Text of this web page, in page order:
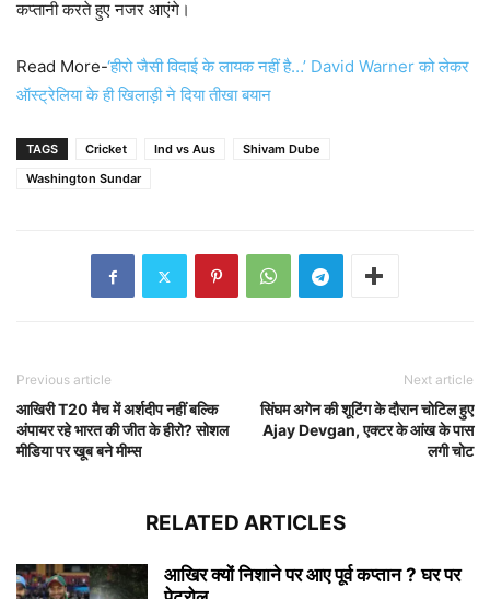
कप्तानी करते हुए नजर आएंगे।
Read More-‘हीरो जैसी विदाई के लायक नहीं है…’ David Warner को लेकर
ऑस्ट्रेलिया के ही खिलाड़ी ने दिया तीखा बयान
TAGS Cricket Ind vs Aus
Shivam Dube
Washington Sundar
Previous article
आखिरी T20 मैच में अर्शदीप नहीं बल्कि
अंपायर रहे भारत की जीत के हीरो? सोशल
मीडिया पर खूब बने मीम्स
Next article
सिंघम अगेन की शूटिंग के दौरान चोटिल हुए
Ajay Devgan, एक्टर के आंख के पास
लगी चोट
RELATED ARTICLES
आखिर क्यों निशाने पर आए पूर्व कप्तान ? घर पर